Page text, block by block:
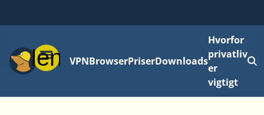
MenuVPNBrowserPriserDownloads
Hvorfor
privatliv
er
vigtigt